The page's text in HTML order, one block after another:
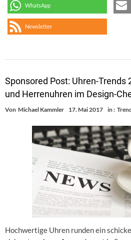
WhatsApp
Newsletter
Sponsored Post: Uhren-Trends
und Herrenuhren im Design-
Von Michael Kammler 17. Mai 2017 in :
Hochwertige Uhren runden ein